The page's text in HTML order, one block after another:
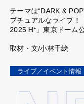
テーマは“DARK &
プチュアルなライブ
2025 H⁺」東京ドーム
取材・文/小林千絵
ライブ／イベント情報